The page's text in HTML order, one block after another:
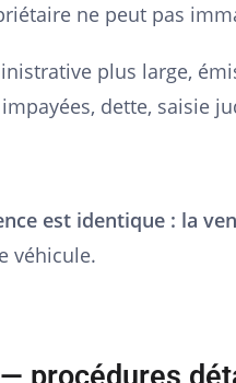
ne peut pas
plus large,
dette, saisie
est identique : la
véhicule.